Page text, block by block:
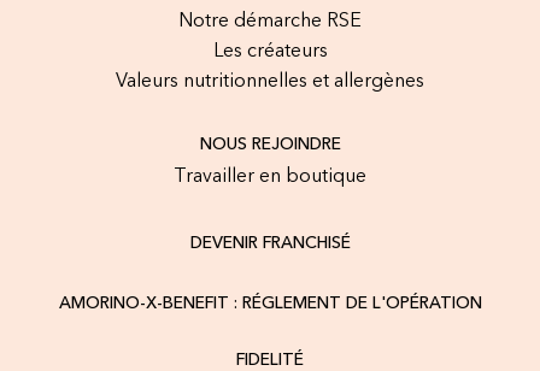
Notre démarche RSE
Les créateurs
Valeurs nutritionnelles et allergènes
NOUS REJOINDRE
Travailler en boutique
DEVENIR FRANCHISÉ
AMORINO-X-BENEFIT : RÉGLEMENT DE L'OPÉRATION
FIDELITÉ